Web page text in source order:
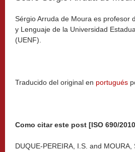
Sérgio Arruda de Moura es profesor
y Lenguaje de la Universidad
(UENF).
Traducido del original en portugués
Como citar este post [ISO 690/
DUQUE-PEREIRA, I.S. and MOURA,